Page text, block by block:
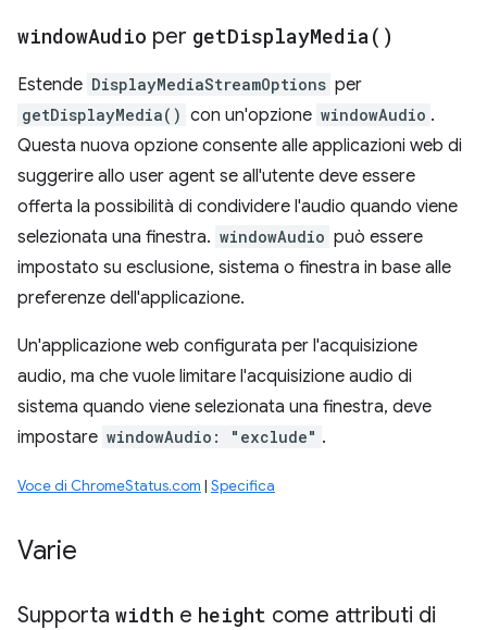
windowAudio per getDisplayMedia( )
Estende DisplayMediaStreamOptions per
getDisplayMedia() con un'opzione windowAudio .
Questa nuova opzione consente alle applicazioni web di
suggerire allo user agent se all'utente deve essere
offerta la possibilità di condividere l'audio quando viene
selezionata una finestra. windowAudio può essere
impostato su esclusione, sistema o finestra in base alle
preferenze dell'applicazione.
Un'applicazione web configurata per l'acquisizione
audio, ma che vuole limitare l'acquisizione audio di
sistema quando viene selezionata una finestra, deve
impostare windowAudio: "exclude" .
Voce di ChromeStatus.com | Specifica
Varie
Supporta width e height come attributi di